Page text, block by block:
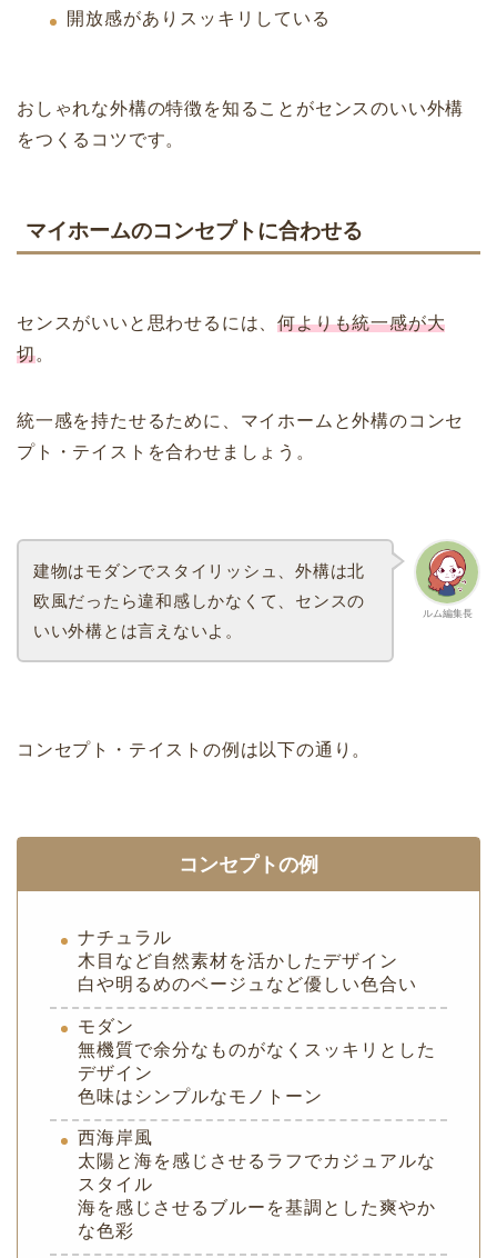
開放感がありスッキリしている
おしゃれな外構の特徴を知ることがセンスのいい外構
をつくるコツです。
マイホームのコンセプトに合わせる
センスがいいと思わせるには、何よりも統一感が大
切。
統一感を持たせるために、マイホームと外構のコンセ
プト・テイストを合わせましょう。
ルム編集長
建物はモダンでスタイリッシュ、外構は北
欧風だったら違和感しかなくて、センスの
いい外構とは言えないよ。
コンセプト・テイストの例は以下の通り。
コンセプトの例
ナチュラル
木目など自然素材を活かしたデザイン
白や明るめのベージュなど優しい色合い
モダン
無機質で余分なものがなくスッキリとした
デザイン
色味はシンプルなモノトーン
西海岸風
太陽と海を感じさせるラフでカジュアルな
スタイル
海を感じさせるブルーを基調とした爽やか
な色彩